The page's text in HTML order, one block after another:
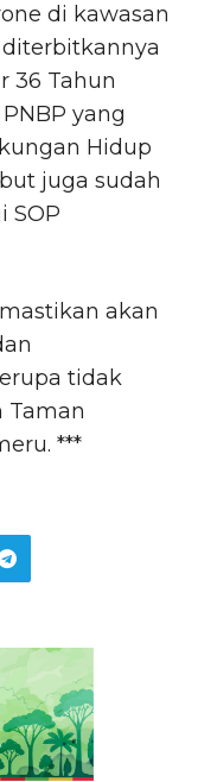
di kawasan
36 Tahun
yang
Hidup
juga sudah
SOP
akan
tidak
Taman
***